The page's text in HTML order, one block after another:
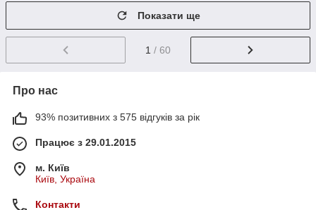
Показати ще
1 / 60
Про нас
93% позитивних з 575 відгуків за рік
Працює з 29.01.2015
м. Київ
Київ, Україна
Контакти